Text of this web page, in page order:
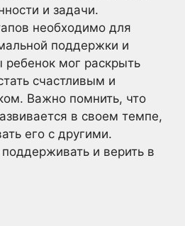
и задачи.
необходимо для
поддержки и
ребенок мог раскрыть
счастливым и
Важно помнить, что
в своем темпе,
его с другими.
и верить в